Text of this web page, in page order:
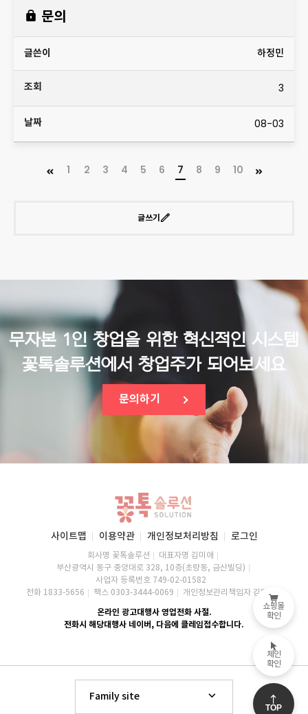
문의
하정민
3
08-03
1 2 3 4 5 6 7 8 9 10
글쓰기
무자본 1인 창업을 위한 혁신적인 시스템
꽃톡솔루션에서 창업주가 되어보세요
문의하기
사이트맵 이용약관 개인정보처리방침 로그인
회사명 꽃톡솔루션
대표자명 김미애
부산광역시 동구 중앙대로 328, 10층(초량동, 금산빌딩)
사업자 등록번호 749-02-01582
전화 1833-5656
팩스 0303-3444-0069 개인정보관리책임자 김미애
온라인 광고대행사 영업전화 사절.
전화시 해당대행사 네이버, 다음에 클레임접수합니다.
Family site
쇼핑몰
확인
체인
확인
TOP